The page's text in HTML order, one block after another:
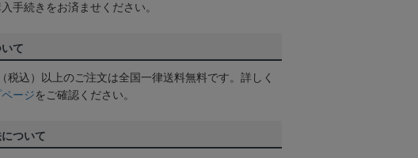
手続きをお済ませください。
て
税込）以上のご注文は全国一律送料無料です。詳しく
ージをご確認ください。
ついて